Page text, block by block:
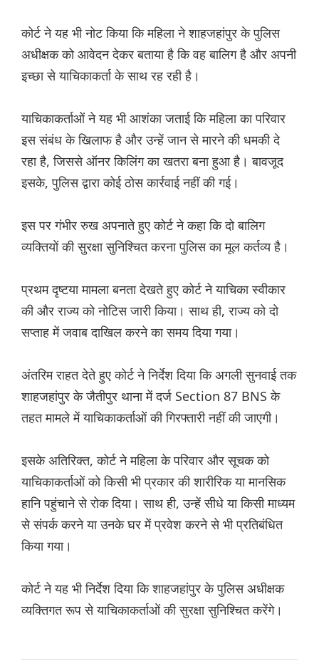
कोर्ट ने यह भी नोट किया कि महिला ने शाहजहांपुर के पुलिस
अधीक्षक को आवेदन देकर बताया है कि वह बालिग है और अपनी
इच्छा से याचिकाकर्ता के साथ रह रही है।
याचिकाकर्ताओं ने यह भी आशंका जताई कि महिला का परिवार
इस संबंध के खिलाफ है और उन्हें जान से मारने की धमकी दे
रहा है, जिससे ऑनर किलिंग का खतरा बना हुआ है। बावजूद
इसके, पुलिस द्वारा कोई ठोस कार्रवाई नहीं की गई।
इस पर गंभीर रुख अपनाते हुए कोर्ट ने कहा कि दो बालिग
व्यक्तियों की सुरक्षा सुनिश्चित करना पुलिस का मूल कर्तव्य है।
प्रथम दृष्टया मामला बनता देखते हुए कोर्ट ने याचिका स्वीकार
की और राज्य को नोटिस जारी किया। साथ ही, राज्य को दो
सप्ताह में जवाब दाखिल करने का समय दिया गया।
अंतरिम राहत देते हुए कोर्ट ने निर्देश दिया कि अगली सुनवाई तक
शाहजहांपुर के जैतीपुर थाना में दर्ज Section 87 BNS के
तहत मामले में याचिकाकर्ताओं की गिरफ्तारी नहीं की जाएगी।
इसके अतिरिक्त, कोर्ट ने महिला के परिवार और सूचक को
याचिकाकर्ताओं को किसी भी प्रकार की शारीरिक या मानसिक
हानि पहुंचाने से रोक दिया। साथ ही, उन्हें सीधे या किसी माध्यम
से संपर्क करने या उनके घर में प्रवेश करने से भी प्रतिबंधित
किया गया।
कोर्ट ने यह भी निर्देश दिया कि शाहजहांपुर के पुलिस अधीक्षक
व्यक्तिगत रूप से याचिकाकर्ताओं की सुरक्षा सुनिश्चित करेंगे।